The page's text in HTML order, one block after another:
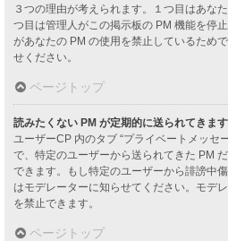
３つの理由が考えられます。１つ目はあな
つ目は管理人がこの掲示板の PM 機能を停
があなたの PM の使用を禁止しているため
せください。
ページトップ
読みたくない PM が定期的に送られてきます
ユーザーCP 内のタブ “プライベートメッセ
で、特定のユーザーから送られてきた PM
できます。もし特定のユーザーから誹謗中
はモデレーターに知らせてください。モデ
を禁止できます。
ページトップ